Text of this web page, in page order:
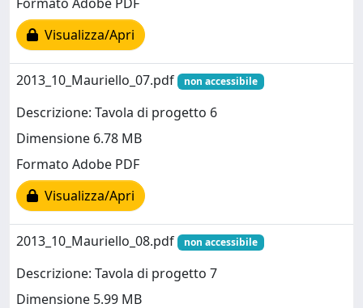
Visualizza/Apri
2013_10_Mauriello_07.pdf non accessibile
Descrizione: Tavola di progetto 6
Dimensione 6.78 MB
Formato Adobe PDF
Visualizza/Apri
2013_10_Mauriello_08.pdf non accessibile
Descrizione: Tavola di progetto 7
Dimensione 5.99 MB